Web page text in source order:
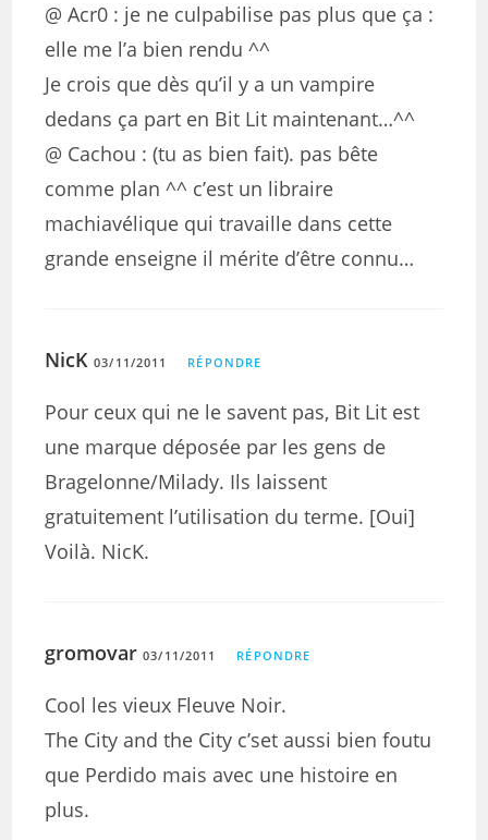
@ Acr0 : je ne culpabilise pas plus que ça :
elle me l’a bien rendu ^^
Je crois que dès qu’il y a un vampire
dedans ça part en Bit Lit maintenant…^^
@ Cachou : (tu as bien fait). pas bête
comme plan ^^ c’est un libraire
machiavélique qui travaille dans cette
grande enseigne il mérite d’être connu…
NicK 03/11/2011 RÉPONDRE
Pour ceux qui ne le savent pas, Bit Lit est
une marque déposée par les gens de
Bragelonne/Milady. Ils laissent
gratuitement l’utilisation du terme. [Oui]
Voilà. NicK.
gromovar 03/11/2011 RÉPONDRE
Cool les vieux Fleuve Noir.
The City and the City c’set aussi bien foutu
que Perdido mais avec une histoire en
plus.